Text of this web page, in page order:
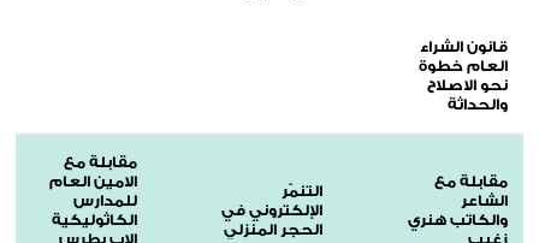
قانون الشراء
العام خطوة
نحو الاصلاح
والحداثة
مقابلة مع
الشاعر
والكاتب هنري
زغيب
التنمّر
الإلكتروني في
الحجر المنزلي
مقابلة مع
الامين العام
للمدارس
الكاثوليكية
الاب بطرس